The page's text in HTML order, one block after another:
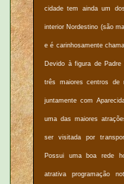
cidade tem ainda um
interior Nordestino (são
e é carinhosamente
Devido à figura de
três maiores centros de
juntamente com
uma das maiores
ser visitada por
Possui uma boa rede
atrativa programação